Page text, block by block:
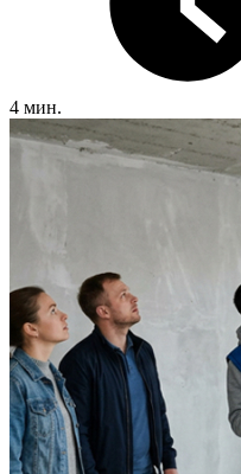
4 мин.